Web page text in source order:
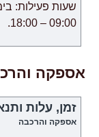
שעות פעילות:
09:00 – 18:00.
אספקה
זמן, עלות
אספקה והרכבה